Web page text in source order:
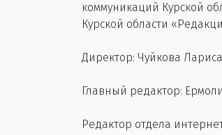
коммуникаций Курской
Курской области
Директор: Чуйкова
Главный редактор:
Редактор отдела